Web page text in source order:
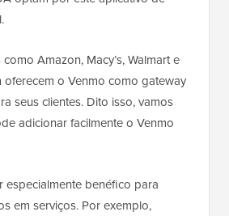
Amazon, Macy’s, Walmart e
oferecem o Venmo como gateway
seus clientes. Dito isso, vamos
adicionar facilmente o Venmo
especialmente benéfico para
em serviços. Por exemplo,